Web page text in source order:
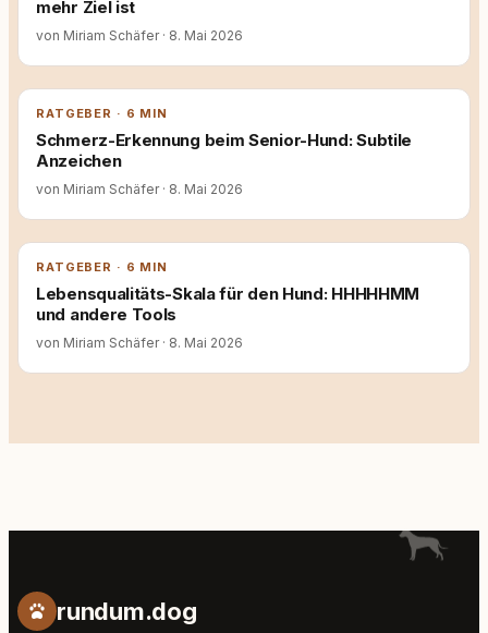
mehr Ziel ist
von Miriam Schäfer · 8. Mai 2026
RATGEBER · 6 MIN
Schmerz-Erkennung beim Senior-Hund: Subtile
Anzeichen
von Miriam Schäfer · 8. Mai 2026
RATGEBER · 6 MIN
Lebensqualitäts-Skala für den Hund: HHHHHMM
und andere Tools
von Miriam Schäfer · 8. Mai 2026
rundum.dog